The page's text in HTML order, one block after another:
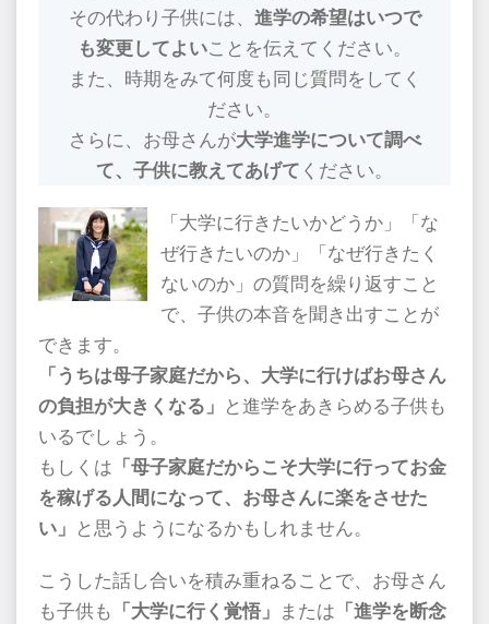
その代わり子供には、 進学の希望はいつで
も変更してよいことを伝えてください。
また、時期をみて何度も同じ質問をしてく
ださい。
さらに、お母さんが大学進学について調べ
て、子供に教えてあげて ください。
「大学に行きたいかどうか」「な
ぜ行きたいのか」「なぜ行きたく
ないのか」の質問を繰り返すこと
で、子供の本音を聞き出すことが
できます。
「うちは母子家庭だから、大学に行けばお母さん
の負担が大きくなる」 と進学をあきらめる子供も
いるでしょう。
もしくは 「母子家庭だからこそ大学に行ってお金
を稼げる人間になって、お母さんに楽をさせた
い」 と思うようになるかもしれません。
こうした話し合いを積み重ねることで、お母さん
も子供も 「大学に行く覚悟」 または 「進学を断念